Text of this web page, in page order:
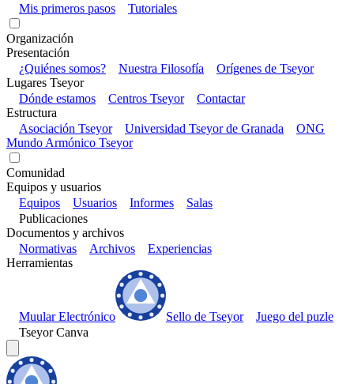
Mis primeros pasos
Tutoriales
Organización
Presentación
¿Quiénes somos?
Nuestra Filosofía
Orígenes de Tseyor
Lugares Tseyor
Dónde estamos
Centros Tseyor
Contactar
Estructura
Asociación Tseyor
Universidad Tseyor de Granada
ONG
Mundo Armónico Tseyor
Comunidad
Equipos y usuarios
Equipos
Usuarios Informes
Salas
Publicaciones
Documentos y archivos
Normativas
Archivos
Experiencias
Herramientas
Muular Electrónico Sello de Tseyor
Juego del puzle
Tseyor Canva